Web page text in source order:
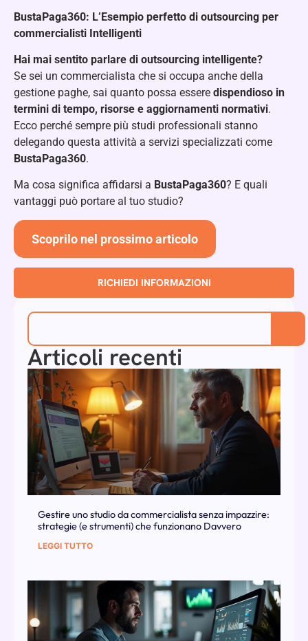
BustaPaga360: L’Esempio perfetto di outsourcing per
commercialisti Intelligenti
Hai mai sentito parlare di outsourcing intelligente?
Se sei un commercialista che si occupa anche della
gestione paghe, sai quanto possa essere dispendioso in
termini di tempo, risorse e aggiornamenti normativi.
Ecco perché sempre più studi professionali stanno
delegando questa attività a servizi specializzati come
BustaPaga360.
Ma cosa significa affidarsi a BustaPaga360? E quali
vantaggi può portare al tuo studio?
Scoprilo nel prossimo articolo
RICHIEDI INFORMAZIONI
Articoli recenti
Gestire uno studio da commercialista senza impazzire:
strategie (e strumenti) che funzionano Davvero
LEGGI TUTTO